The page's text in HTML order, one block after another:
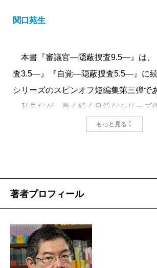
関口苑生
本書『審議官―隠蔽捜査9.5―』は、
査3.5―』『自覚―隠蔽捜査5.5―』に続
シリーズのスピンオフ短編集第三弾で
私見だが、長く続く良質なシリーズ
られる特徴がある。その中でも最も強
とストーリーにも自然と厚みが生まれ
は意外に難しい。ところが短編なら、
来てしまうのだ。しかも短編は長編と
もっと見る
著者プロフィール